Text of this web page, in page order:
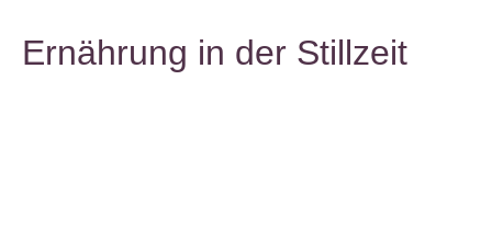
Ernährung in der Stillzeit